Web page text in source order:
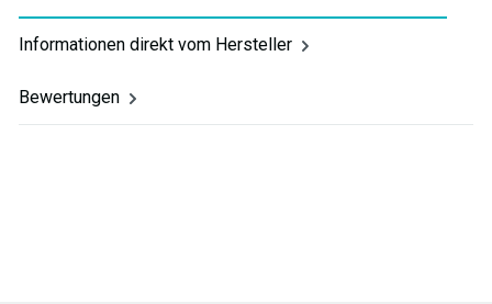
Informationen direkt vom Hersteller
Bewertungen